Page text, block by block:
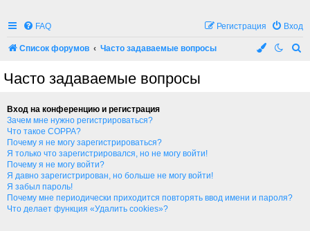
FAQ Вход
Регистрация
Список форумов Часто задаваемые вопросы
Часто задаваемые вопросы
Вход на конференцию и регистрация
Зачем мне нужно регистрироваться?
Что такое COPPA?
Почему я не могу зарегистрироваться?
Я только что зарегистрировался, но не могу войти!
Почему я не могу войти?
Я давно зарегистрирован, но больше не могу войти!
Я забыл пароль!
Почему мне периодически приходится повторять ввод имени и пароля?
Что делает функция «Удалить cookies»?